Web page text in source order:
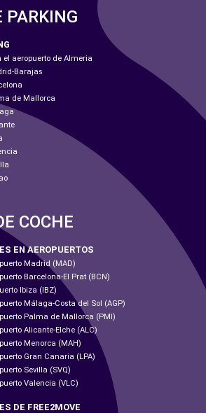
PARKING
aeropuerto de Almeria
Barajas
de Mallorca
COCHE
EN AEROPUERTOS
Madrid (MAD)
Barcelona-El Prat (BCN)
Ibiza (IBZ)
Málaga-Costa del Sol (AGP)
Palma de Mallorca (PMI)
Alicante-Elche (ALC)
Menorca (MAH)
Gran Canaria (LPA)
Sevilla (SVQ)
Valencia (VLC)
DE FREE2MOVE